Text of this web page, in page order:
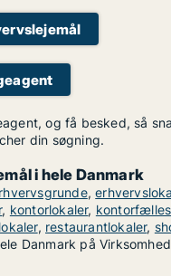
og få besked, så
din søgning.
i hele Danmark
,
, kontorlokaler,
, restaurantlokaler,
Danmark på